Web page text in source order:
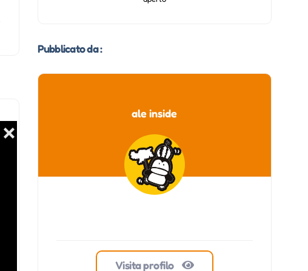
❌
Pubblicato da :
ale inside
Visita profilo